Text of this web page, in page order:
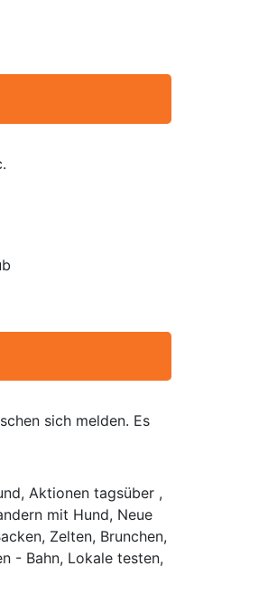
sich melden. Es
Aktionen tagsüber ,
mit Hund, Neue
Zelten, Brunchen,
- Bahn, Lokale testen,